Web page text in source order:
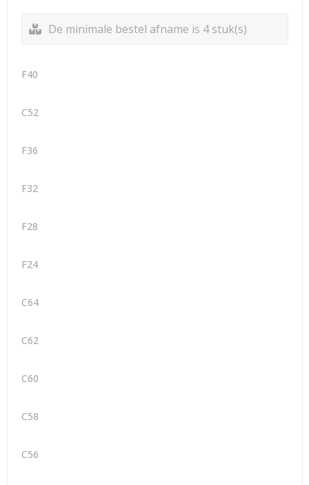
De minimale bestel afname is 4 stuk(s)
F40
C52
F36
F32
F28
F24
C64
C62
C60
C58
C56